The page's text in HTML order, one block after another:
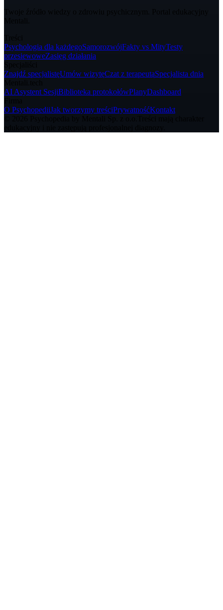
Psychologia dla każdegoSamorozwójFakty vs MityTesty
przesiewoweZasięg działania
Znajdź specjalistęUmów wizytęCzat z terapeutąSpecjalista dnia
AI Asystent SesjiBiblioteka protokołówPlanyDashboard
O PsychopediiJak tworzymy treściPrywatnośćKontakt